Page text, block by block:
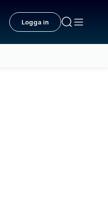
Logga in